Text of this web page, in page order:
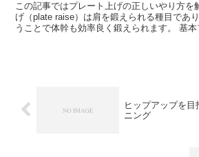
この記事ではプレート上げの正しいやり方を
げ（plate raise）は肩を鍛えられる種目であ
うことで体幹も効率良く鍛えられます。 基
ヒップアップを
ニング